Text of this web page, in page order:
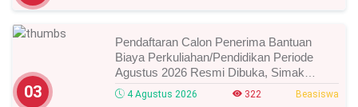
03
Pendaftaran Calon Penerima Bantuan
Biaya Perkuliahan/Pendidikan Periode
Agustus 2026 Resmi Dibuka, Simak
Syarat Dan Jadwal Lengkapnya
4 Agustus 2026 322 Beasiswa